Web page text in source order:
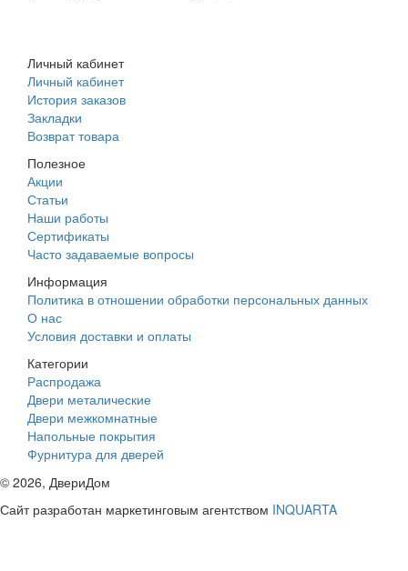
Личный кабинет
Личный кабинет
История заказов
Закладки
Возврат товара
Полезное
Акции
Статьи
Наши работы
Сертификаты
Часто задаваемые вопросы
Информация
Политика в отношении обработки персональных данных
О нас
Условия доставки и оплаты
Категории
Распродажа
Двери металические
Двери межкомнатные
Напольные покрытия
Фурнитура для дверей
© 2026, ДвериДом
Сайт разработан маркетинговым агентством INQUARTA